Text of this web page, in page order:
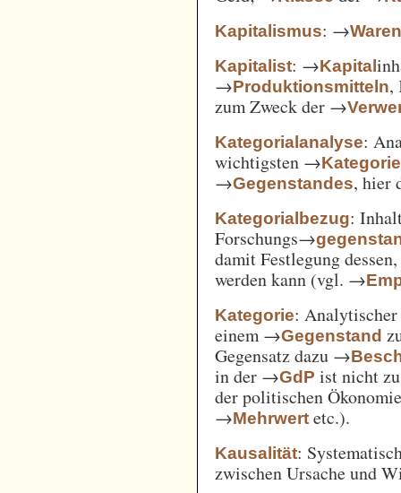
Kapitalismus: →
Kapitalist: →Kapital
→Produktionsmitteln,
zum Zweck der →
Kategorialanalyse:
wichtigsten →
→Gegenstandes, hier
Kategorialbezug:
Forschungs→
damit Festlegung
werden kann (vgl. →
Kategorie:
einem →Gegenstand
Gegensatz dazu →
in der →GdP ist nicht
der politischen
→Mehrwert etc.).
Kausalität:
zwischen Ursache und